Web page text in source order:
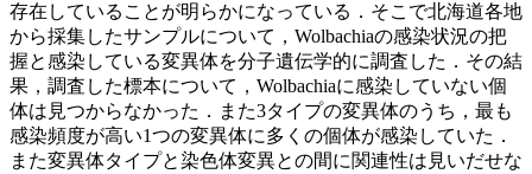
存在していることが明らかになっている．そこで北海道各地
から採集したサンプルについて，Wolbachiaの感染状況の把
握と感染している変異体を分子遺伝学的に調査した．その結
果，調査した標本について，Wolbachiaに感染していない個
体は見つからなかった．また3タイプの変異体のうち，最も
感染頻度が高い1つの変異体に多くの個体が感染していた．
また変異体タイプと染色体変異との間に関連性は見いだせな